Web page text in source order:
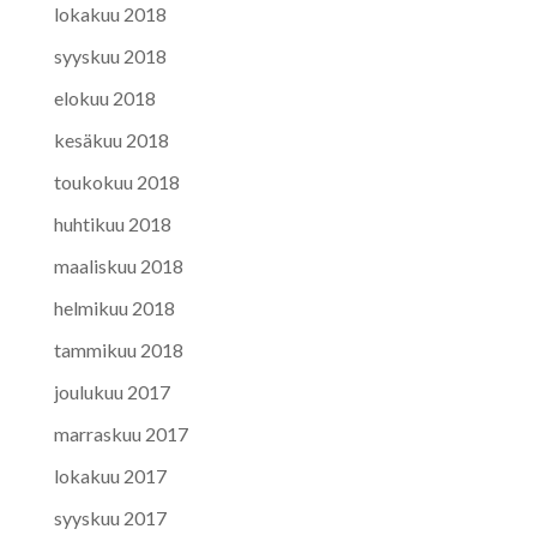
lokakuu 2018
syyskuu 2018
elokuu 2018
kesäkuu 2018
toukokuu 2018
huhtikuu 2018
maaliskuu 2018
helmikuu 2018
tammikuu 2018
joulukuu 2017
marraskuu 2017
lokakuu 2017
syyskuu 2017